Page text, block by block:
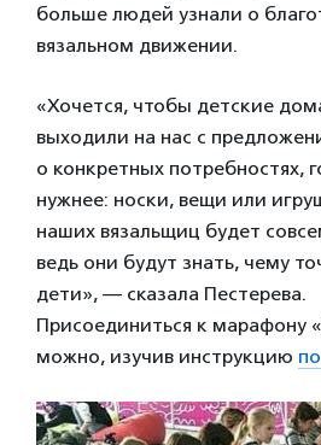
больше людей узнали о
вязальном движении.
«Хочется, чтобы детские
выходили на нас с
о конкретных потребностях,
нужнее: носки, вещи или
наших вязальщиц будет
ведь они будут знать, чему
дети», — сказала Пестерева.
Присоединиться к марафону
можно, изучив инструкцию